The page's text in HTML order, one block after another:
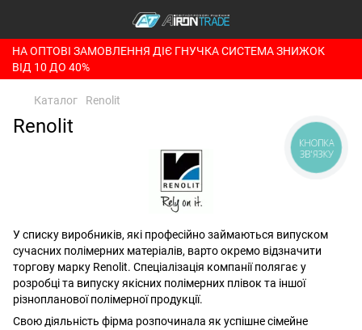
НА ОПТОВІ ЗАМОВЛЕННЯ ДІЄ ГНУЧКА СИСТЕМА ЗНИЖОК
ВІД 10 ДО 40%
Каталог Renolit
Renolit
У списку виробників, які професійно займаються випуском
сучасних полімерних матеріалів, варто окремо відзначити
торгову марку Renolit. Спеціалізація компанії полягає у
розробці та випуску якісних полімерних плівок та іншої
різнопланової полімерної продукції.
Свою діяльність фірма розпочинала як успішне сімейне
КНОПКА
ЗВ'ЯЗКУ